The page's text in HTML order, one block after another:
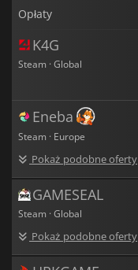
Opłaty
K4G
Steam · Global
Eneba
Steam · Europe
Pokaż podobne oferty
GAMESEAL
Steam · Global
Pokaż podobne oferty